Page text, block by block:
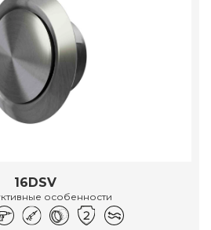
16DSV
особенности